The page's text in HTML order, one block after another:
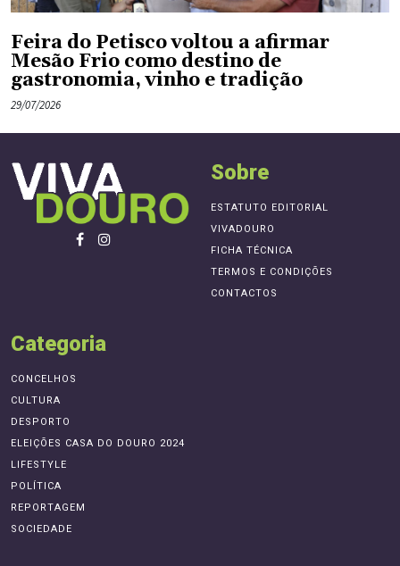
Feira do Petisco voltou a afirmar
Mesão Frio como destino de
gastronomia, vinho e tradição
29/07/2026
Sobre
ESTATUTO EDITORIAL
VIVADOURO
FICHA TÉCNICA
TERMOS E CONDIÇÕES
CONTACTOS
Categoria
CONCELHOS
CULTURA
DESPORTO
ELEIÇÕES CASA DO DOURO 2024
LIFESTYLE
POLÍTICA
REPORTAGEM
SOCIEDADE